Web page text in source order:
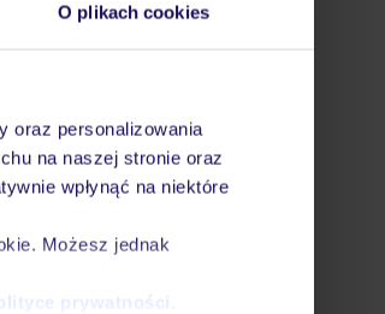
O plikach cookies
oraz personalizowania
na naszej stronie oraz
wpłynąć na niektóre
Możesz jednak
prywatności